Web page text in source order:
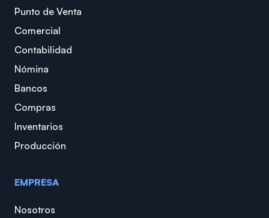
Punto de Venta
Comercial
Contabilidad
Nómina
Bancos
Compras
Inventarios
Producción
EMPRESA
Nosotros